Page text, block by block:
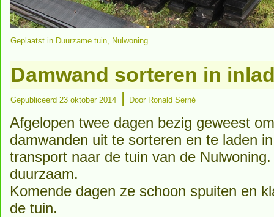
Geplaatst in Duurzame tuin, Nulwoning
Damwand sorteren in
Gepubliceerd 23 oktober 2014 | Door Ronald Serné
Afgelopen twee dagen bezig geweest
damwanden uit te sorteren en te laden
transport naar de tuin van de
duurzaam.
Komende dagen ze schoon spuiten en
de tuin.